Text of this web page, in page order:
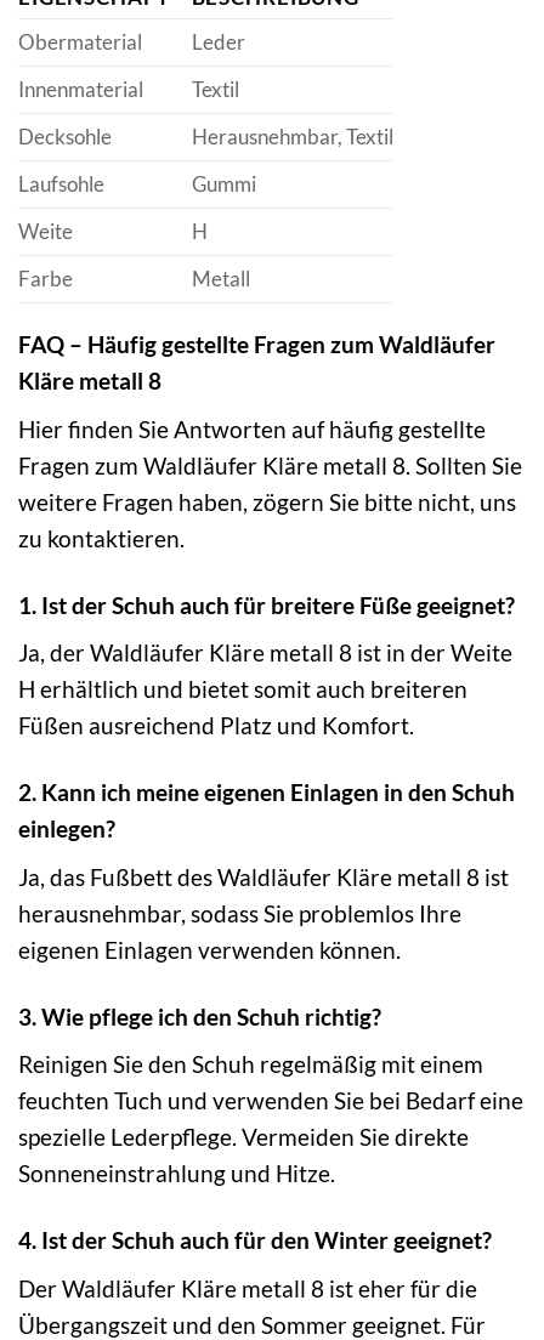
Obermaterial
Leder
Innenmaterial
Textil
Decksohle
Herausnehmbar, Textil
Laufsohle
Gummi
Weite
H
Farbe
Metall
FAQ – Häufig gestellte Fragen zum Waldläufer
Kläre metall 8
Hier finden Sie Antworten auf häufig gestellte
Fragen zum Waldläufer Kläre metall 8. Sollten Sie
weitere Fragen haben, zögern Sie bitte nicht, uns
zu kontaktieren.
1. Ist der Schuh auch für breitere Füße geeignet?
Ja, der Waldläufer Kläre metall 8 ist in der Weite
H erhältlich und bietet somit auch breiteren
Füßen ausreichend Platz und Komfort.
2. Kann ich meine eigenen Einlagen in den Schuh
einlegen?
Ja, das Fußbett des Waldläufer Kläre metall 8 ist
herausnehmbar, sodass Sie problemlos Ihre
eigenen Einlagen verwenden können.
3. Wie pflege ich den Schuh richtig?
Reinigen Sie den Schuh regelmäßig mit einem
feuchten Tuch und verwenden Sie bei Bedarf eine
spezielle Lederpflege. Vermeiden Sie direkte
Sonneneinstrahlung und Hitze.
4. Ist der Schuh auch für den Winter geeignet?
Der Waldläufer Kläre metall 8 ist eher für die
Übergangszeit und den Sommer geeignet. Für